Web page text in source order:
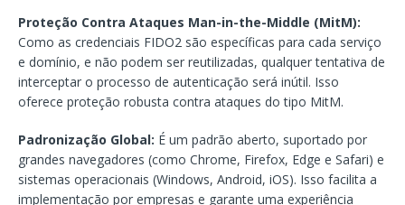
Proteção Contra Ataques Man-in-the-Middle (MitM):
Como as credenciais FIDO2 são específicas para cada serviço
e domínio, e não podem ser reutilizadas, qualquer tentativa de
interceptar o processo de autenticação será inútil. Isso
oferece proteção robusta contra ataques do tipo MitM.
Padronização Global: É um padrão aberto, suportado por
grandes navegadores (como Chrome, Firefox, Edge e Safari) e
sistemas operacionais (Windows, Android, iOS). Isso facilita a
implementação por empresas e garante uma experiência